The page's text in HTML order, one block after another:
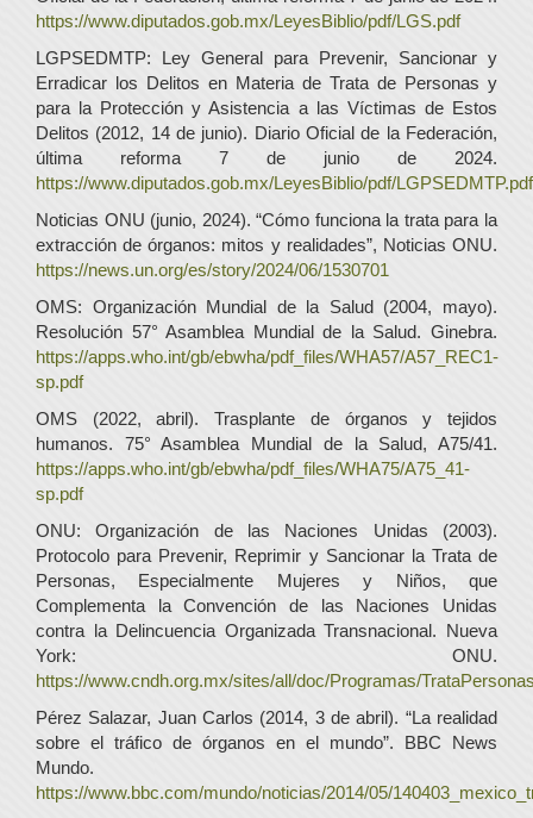
https://www.diputados.gob.mx/LeyesBiblio/pdf/LGS.pdf
LGPSEDMTP: Ley General para Prevenir, Sancionar y
Erradicar los Delitos en Materia de Trata de Personas y
para la Protección y Asistencia a las Víctimas de Estos
Delitos (2012, 14 de junio). Diario Oficial de la Federación,
última reforma 7 de junio de 2024.
https://www.diputados.gob.mx/LeyesBiblio/pdf/LGPSEDMTP.pdf
Noticias ONU (junio, 2024). “Cómo funciona la trata para la
extracción de órganos: mitos y realidades”, Noticias ONU.
https://news.un.org/es/story/2024/06/1530701
OMS: Organización Mundial de la Salud (2004, mayo).
Resolución 57° Asamblea Mundial de la Salud. Ginebra.
https://apps.who.int/gb/ebwha/pdf_files/WHA57/A57_REC1-
sp.pdf
OMS (2022, abril). Trasplante de órganos y tejidos
humanos. 75° Asamblea Mundial de la Salud, A75/41.
https://apps.who.int/gb/ebwha/pdf_files/WHA75/A75_41-
sp.pdf
ONU: Organización de las Naciones Unidas (2003).
Protocolo para Prevenir, Reprimir y Sancionar la Trata de
Personas, Especialmente Mujeres y Niños, que
Complementa la Convención de las Naciones Unidas
contra la Delincuencia Organizada Transnacional. Nueva
York: ONU.
https://www.cndh.org.mx/sites/all/doc/Programas/
Pérez Salazar, Juan Carlos (2014, 3 de abril). “La realidad
sobre el tráfico de órganos en el mundo”. BBC News
Mundo.
https://www.bbc.com/mundo/noticias/2014/05/